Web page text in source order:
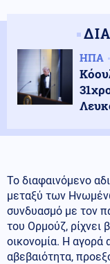
ΗΠΑ
Το διαφαινόμενο
μεταξύ των
συνδυασμό με τον
του Ορμούζ, ρίχνει
οικονομία. Η αγορά
αβεβαιότητα,